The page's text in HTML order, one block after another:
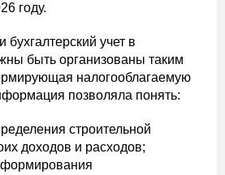
году.
учет в
быть организованы таким
налогооблагаемую
позволяла понять:
строительной
доходов и расходов;